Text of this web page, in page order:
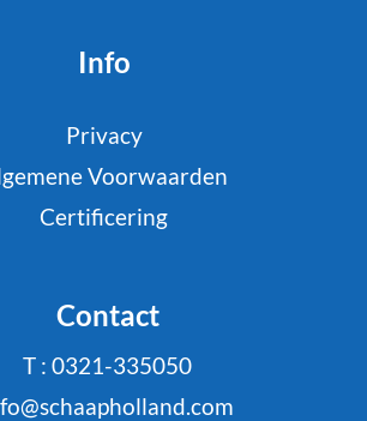
Info
Privacy
Voorwaarden
Certificering
Contact
T : 0321-335050